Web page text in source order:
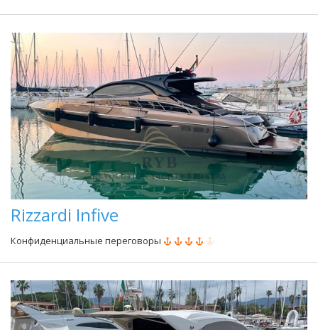
Rizzardi Infive
Конфиденциальные переговоры